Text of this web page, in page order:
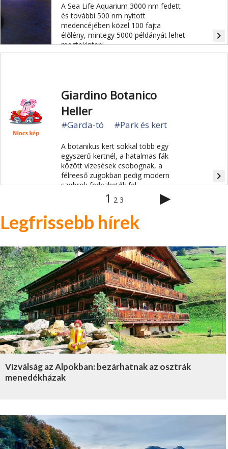
A Sea Life Aquarium 3000 nm fedett
és további 500 nm nyitott
medencéjében közel 100 fajta
élőlény, mintegy 5000 példányát lehet
megtekinteni.
navigate_next
Giardino Botanico
Heller
#Garda-tó #Park és kert
A botanikus kert sokkal több egy
egyszerű kertnél, a hatalmas fák
között vízesések csobognak, a
félreeső zugokban pedig modern
szobrok fedezhetők fel.
navigate_next
1 2 3 ▶
Legfrissebb hírek
Vízválság az Alpokban: bezárhatnak az osztrák
menedékházak